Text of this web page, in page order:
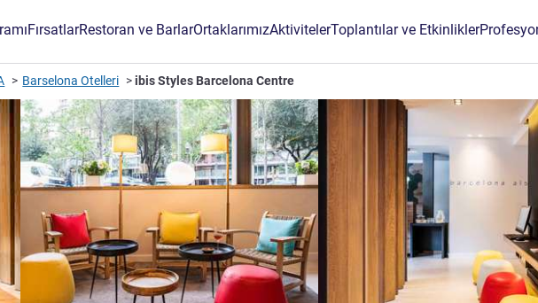
FırsatlarRestoran ve BarlarOrtaklarımızAktivitelerToplantılar ve Etkinlikler
Barselona Otelleri ibis Styles Barcelona Centre